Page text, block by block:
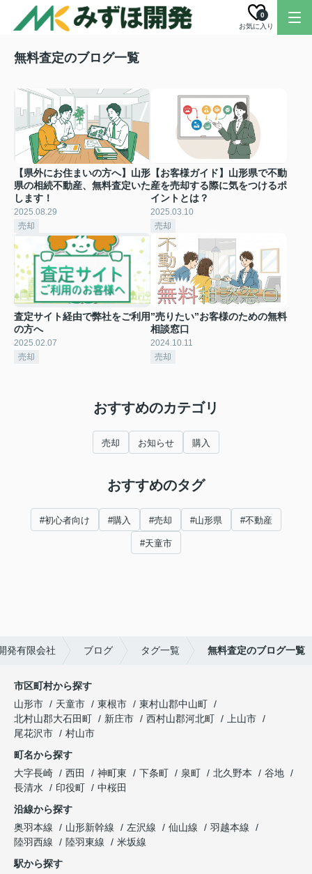
お気に入り
0
無料査定のブログ一覧
【県外にお住まいの方へ】山形
県の相続不動産、無料査定いた
します！
2025.08.29
売却
【お客様ガイド】山形県で不動
産を売却する際に気をつけるポ
イントとは？
2025.03.10
売却
査定サイト経由で弊社をご利用
の方へ
2025.02.07
売却
”売りたい”お客様のための無料
相談窓口
2024.10.11
売却
おすすめのカテゴリ
売却 お知らせ 購入
おすすめのタグ
#初心者向け #購入 #売却 #山形県 #不動産
#天童市
発有限会社 ブログ タグ一覧 無料査定のブログ一覧
市区町村から探す
山形市
天童市 東根市
東村山郡中山町
北村山郡大石田町
新庄市 西村山郡河北町
上山市
尾花沢市
村山市
町名から探す
大字長崎
西田 神町東 下条町 泉町 北久野本
谷地
長清水
印役町
中桜田
沿線から探す
奥羽本線
山形新幹線 左沢線 仙山線
羽越本線
陸羽西線
陸羽東線
米坂線
駅から探す